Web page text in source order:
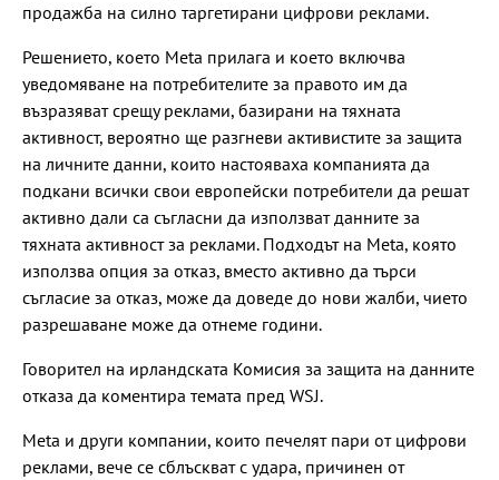
продажба на силно таргетирани цифрови реклами.
Решението, което Meta прилага и което включва
уведомяване на потребителите за правото им да
възразяват срещу реклами, базирани на тяхната
активност, вероятно ще разгневи активистите за защита
на личните данни, които настояваха компанията да
подкани всички свои европейски потребители да решат
активно дали са съгласни да използват данните за
тяхната активност за реклами. Подходът на Meta, която
използва опция за отказ, вместо активно да търси
съгласие за отказ, може да доведе до нови жалби, чието
разрешаване може да отнеме години.
Говорител на ирландската Комисия за защита на данните
отказа да коментира темата пред WSJ.
Meta и други компании, които печелят пари от цифрови
реклами, вече се сблъскват с удара, причинен от